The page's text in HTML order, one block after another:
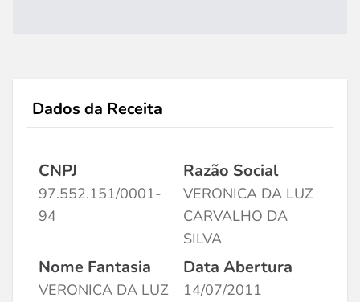
Dados da Receita
CNPJ
97.552.151/0001-
94
Razão Social
VERONICA DA LUZ
CARVALHO DA
SILVA
Nome Fantasia
VERONICA DA LUZ
Data Abertura
14/07/2011